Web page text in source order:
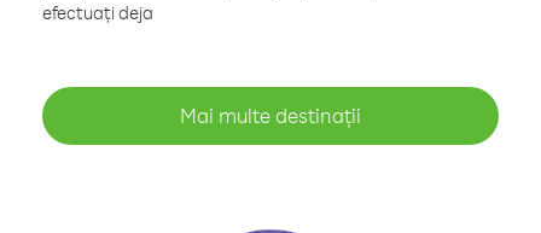
efectuați deja
Mai multe destinații